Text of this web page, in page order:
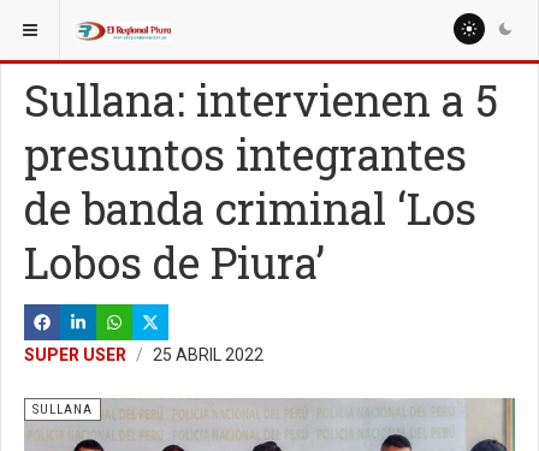
ESTÁ AQUÍ: LOCALES
Sullana: intervienen a 5
presuntos integrantes
de banda criminal ‘Los
Lobos de Piura’
SUPER USER 25 ABRIL 2022
SULLANA